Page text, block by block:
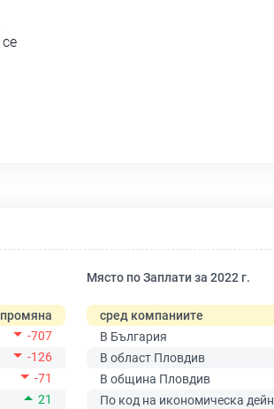
промяна
-707
-126
-71
21
Място по Заплати за 2022 г.
сред компаниите
В България
В област Пловдив
В община Пловдив
По код на икономическа